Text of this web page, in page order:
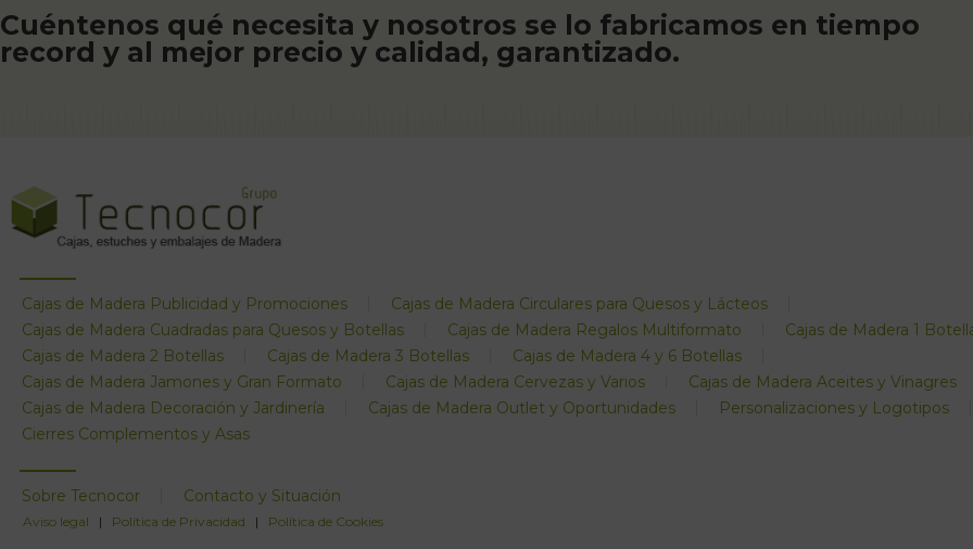
Cuéntenos qué necesita y nosotros se lo fabricamos en tiempo
record y al mejor precio y calidad, garantizado.
Cajas de Madera Publicidad y Promociones
Cajas de Madera Circulares para Quesos y Lácteos
Cajas de Madera Cuadradas para Quesos y Botellas
Cajas de Madera Regalos Multiformato
Cajas de Madera 1
Cajas de Madera 2 Botellas
Cajas de Madera 3 Botellas
Cajas de Madera 4 y 6 Botellas
Cajas de Madera Jamones y Gran Formato
Cajas de Madera Cervezas y Varios
Cajas de Madera Aceites y Vinagres
Cajas de Madera Decoración y Jardinería
Cajas de Madera Outlet y Oportunidades
Personalizaciones y Logotipos
Cierres Complementos y Asas
Sobre Tecnocor Contacto y Situación
Aviso legal | Política de Privacidad | Política de Cookies